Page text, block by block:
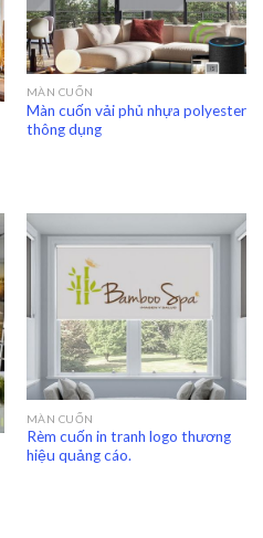
MÀN CUỐN
Màn cuốn vải phủ nhựa polyester
thông dụng
MÀN CUỐN
Rèm cuốn in tranh logo thương
hiệu quảng cáo.